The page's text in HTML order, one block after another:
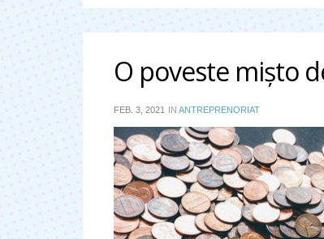
O poveste mişto
FEB. 3, 2021 IN ANTREPRENORIAT